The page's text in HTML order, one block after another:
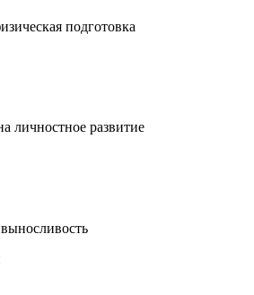
подготовка
личностное развитие